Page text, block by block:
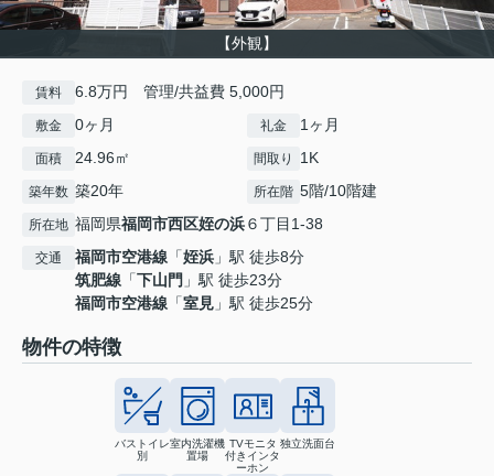
【外観】
賃料 6.8万円 管理/共益費 5,000円
敷金 0ヶ月 礼金 1ヶ月
面積 24.96㎡ 間取り 1K
築年数 築20年 所在階 5階/10階建
所在地 福岡県福岡市西区姪の浜６丁目1-38
交通 福岡市空港線 「姪浜 」駅 徒歩8分
筑肥線 「下山門 」駅 徒歩23分
福岡市空港線 「室見 」駅 徒歩25分
物件の特徴
バストイレ
別
室内洗濯機
置場
TVモニタ
付きインタ
ーホン
独立洗面台